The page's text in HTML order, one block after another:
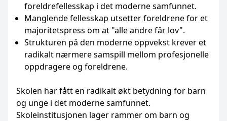
foreldrefellesskap i det moderne samfunnet.
Manglende fellesskap utsetter foreldrene for et
majoritetspress om at "alle andre får lov".
Strukturen på den moderne oppvekst krever et
radikalt nærmere samspill mellom profesjonelle
oppdragere og foreldrene.
Skolen har fått en radikalt økt betydning for barn
og unge i det moderne samfunnet.
Skoleinstitusjonen lager rammer om barn og